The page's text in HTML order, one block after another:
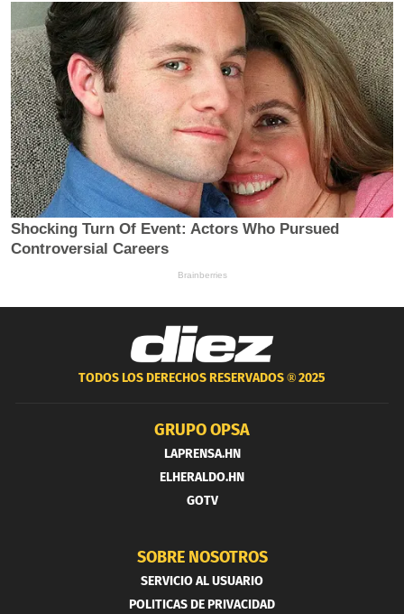
TODOS LOS DERECHOS RESERVADOS ®2025
GRUPO OPSA
LAPRENSA.HN
ELHERALDO.HN
GOTV
SOBRE NOSOTROS
SERVICIO AL USUARIO
POLITICAS DE PRIVACIDAD